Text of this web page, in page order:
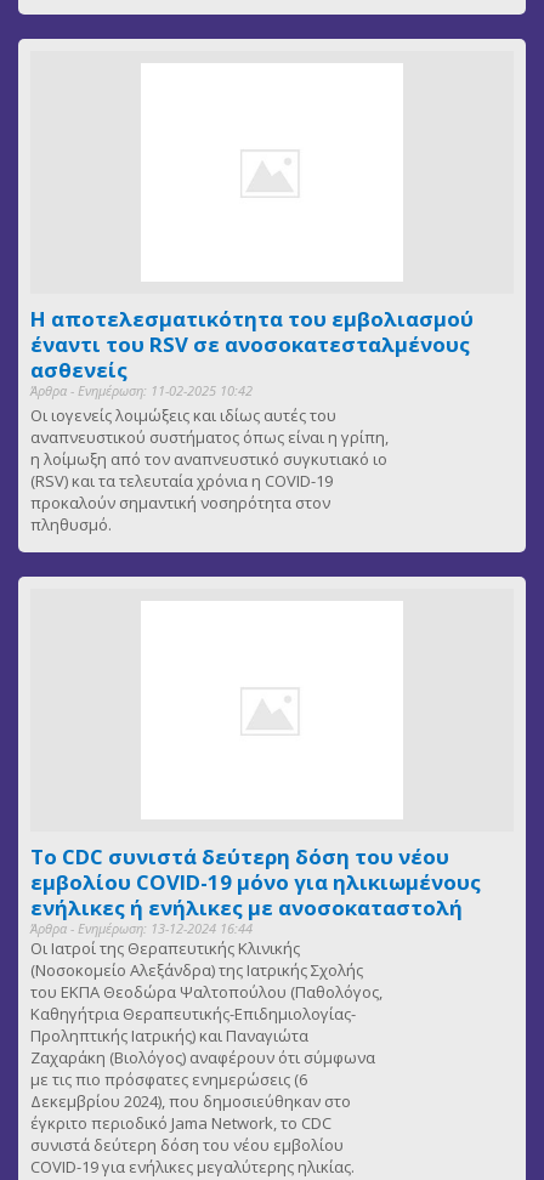
Η αποτελεσματικότητα του εμβολιασμού
έναντι του RSV σε ανοσοκατεσταλμένους
ασθενείς
Άρθρα - Ενημέρωση: 11-02-2025 10:42
Οι ιογενείς λοιμώξεις και ιδίως αυτές του
αναπνευστικού συστήματος όπως είναι η γρίπη,
η λοίμωξη από τον αναπνευστικό συγκυτιακό ιο
(RSV) και τα τελευταία χρόνια η COVID-19
προκαλούν σημαντική νοσηρότητα στον
πληθυσμό.
Το CDC συνιστά δεύτερη δόση του νέου
εμβολίου COVID-19 μόνο για ηλικιωμένους
ενήλικες ή ενήλικες με ανοσοκαταστολή
Άρθρα - Ενημέρωση: 13-12-2024 16:44
Οι Ιατροί της Θεραπευτικής Κλινικής
(Νοσοκομείο Αλεξάνδρα) της Ιατρικής Σχολής
του ΕΚΠΑ Θεοδώρα Ψαλτοπούλου (Παθολόγος,
Καθηγήτρια Θεραπευτικής-Επιδημιολογίας-
Προληπτικής Ιατρικής) και Παναγιώτα
Ζαχαράκη (Βιολόγος) αναφέρουν ότι σύμφωνα
με τις πιο πρόσφατες ενημερώσεις (6
Δεκεμβρίου 2024), που δημοσιεύθηκαν στο
έγκριτο περιοδικό Jama Network, το CDC
συνιστά δεύτερη δόση του νέου εμβολίου
COVID-19 για ενήλικες μεγαλύτερης ηλικίας.